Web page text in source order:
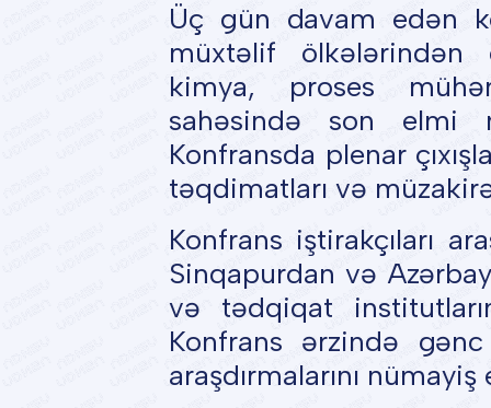
Üç gün davam edən
müxtəlif ölkələrindən
kimya, proses
sahəsində son elmi
Konfransda plenar
təqdimatları və
Konfrans iştirakçıları
Sinqapurdan və
və tədqiqat
Konfrans ərzində
araşdırmalarını